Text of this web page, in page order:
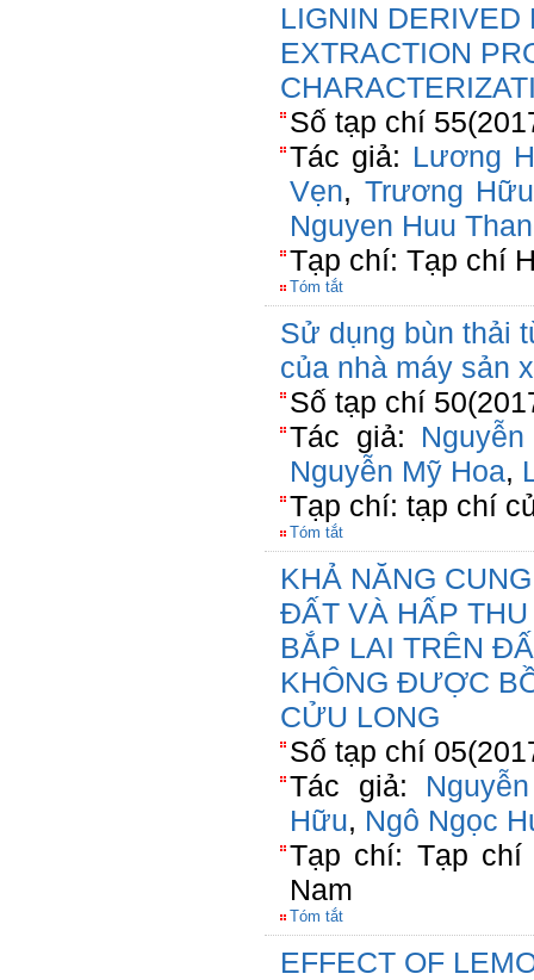
LIGNIN DERIVED
EXTRACTION
Số tạp chí
Tác giả: Lương
Vẹn, Trương
Nguyen Huu
Tạp chí: Tạp chí
Tóm tắt
Sử dụng bùn thải
của nhà máy sản
Số tạp chí
Tác giả:
Nguyễn Mỹ Hoa,
Tạp chí: tạp chí
Tóm tắt
KHẢ NĂNG
ĐẤT VÀ HẤP
BẮP LAI TRÊN
KHÔNG ĐƯỢC
CỬU LONG
Số tạp chí
Tác giả:
Hữu, Ngô Ngọc
Tạp chí: Tạp chí
Nam
Tóm tắt
EFFECT OF